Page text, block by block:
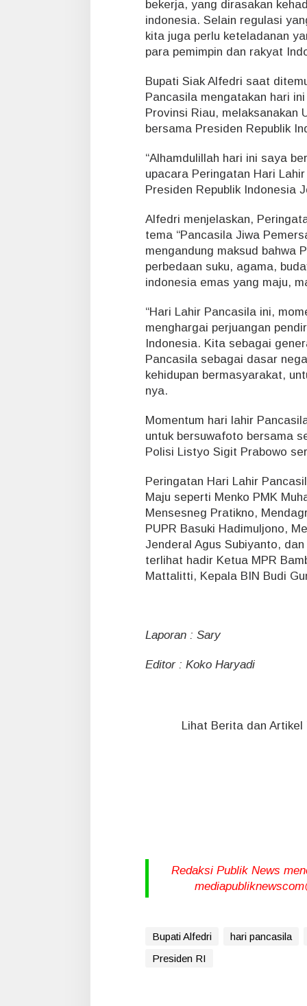
bekerja, yang dirasakan
indonesia. Selain regulasi
kita juga perlu keteladanan
para pemimpin dan rakyat
Bupati Siak Alfedri saat
Pancasila mengatakan hari
Provinsi Riau, melaksanakan
bersama Presiden Republik
“Alhamdulillah hari ini saya
upacara Peringatan Hari
Presiden Republik Indonesia
Alfedri menjelaskan,
tema “Pancasila Jiwa
mengandung maksud bahwa
perbedaan suku, agama,
indonesia emas yang maju,
“Hari Lahir Pancasila ini,
menghargai perjuangan
Indonesia. Kita sebagai
Pancasila sebagai dasar
kehidupan bermasyarakat,
nya.
Momentum hari lahir
untuk bersuwafoto bersama
Polisi Listyo Sigit Prabowo
Peringatan Hari Lahir
Maju seperti Menko PMK
Mensesneg Pratikno,
PUPR Basuki Hadimuljono,
Jenderal Agus Subiyanto,
terlihat hadir Ketua MPR
Mattalitti, Kepala BIN Budi
Laporan : Sary
Editor : Koko Haryadi
Lihat Berita dan Artikel
Redaksi Publik News
Bupati Alfedri hari pancasila
Presiden RI